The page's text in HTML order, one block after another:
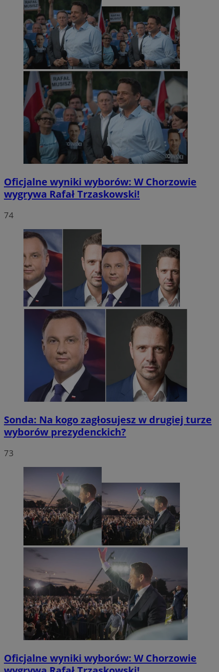
Oficjalne wyniki wyborów: W Chorzowie
wygrywa Rafał Trzaskowski!
74
Sonda: Na kogo zagłosujesz w drugiej turze
wyborów prezydenckich?
73
Oficjalne wyniki wyborów: W Chorzowie